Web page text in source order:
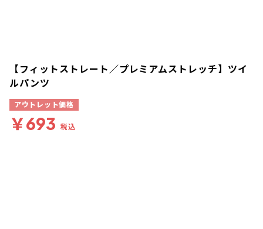
【フィットストレート／プレミアムストレッチ】ツイ
ルパンツ
アウトレット価格
￥693 税込